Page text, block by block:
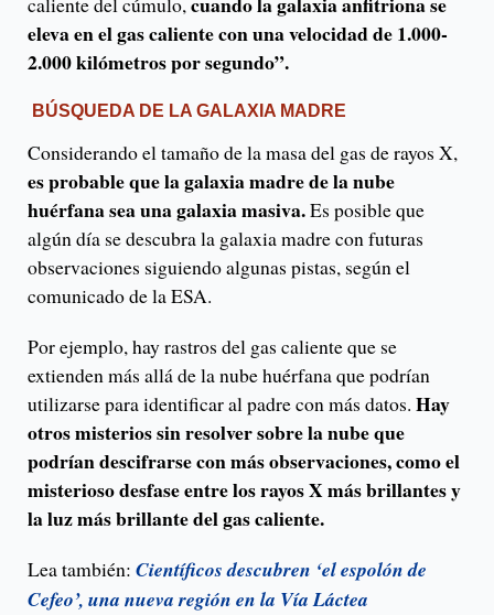
eleva en el gas caliente con una velocidad de 1.000-
2.000 kilómetros por segundo”.
BÚSQUEDA DE LA GALAXIA MADRE
Considerando el tamaño de la masa del gas de rayos X,
es probable que la galaxia madre de la nube
huérfana sea una galaxia masiva.Es posible que
algún día se descubra la galaxia madre con futuras
observaciones siguiendo algunas pistas, según el
comunicado de la ESA.
Por ejemplo, hay rastros del gas caliente que se
extienden más allá de la nube huérfana que podrían
utilizarse para identificar al padre con más datos. Hay
otros misterios sin resolver sobre la nube que
podrían descifrarse con más observaciones, como el
misterioso desfase entre los rayos X más brillantes y
la luz más brillante del gas caliente.
Lea también: Científicos descubren ‘el espolón de
Cefeo’, una nueva región en la Vía Láctea